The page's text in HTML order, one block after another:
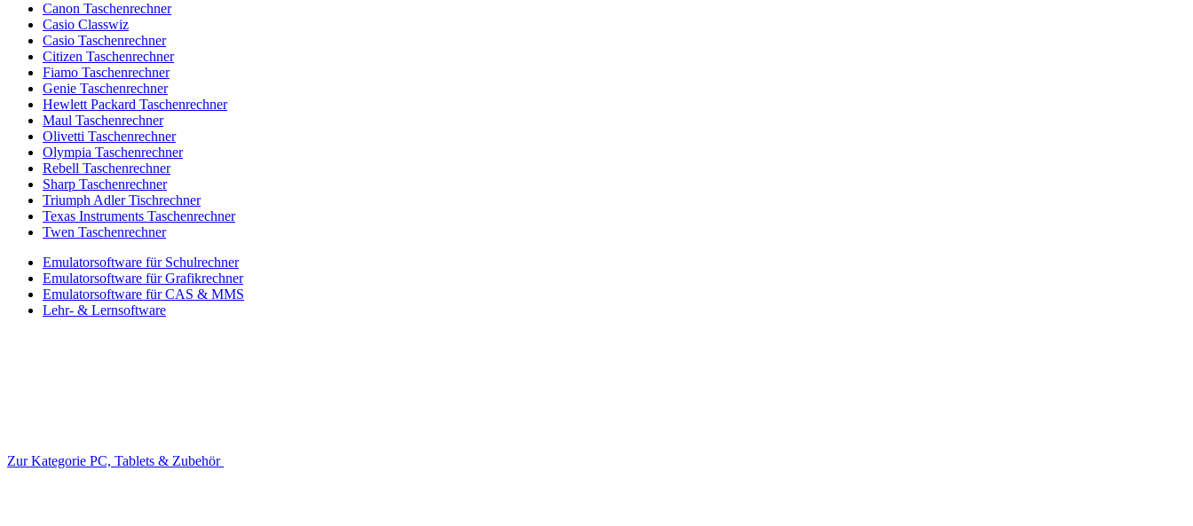
Canon Taschenrechner
Casio Classwiz
Casio Taschenrechner
Citizen Taschenrechner
Fiamo Taschenrechner
Genie Taschenrechner
Hewlett Packard Taschenrechner
Maul Taschenrechner
Olivetti Taschenrechner
Olympia Taschenrechner
Rebell Taschenrechner
Sharp Taschenrechner
Triumph Adler Tischrechner
Texas Instruments Taschenrechner
Twen Taschenrechner
Emulatorsoftware für Schulrechner
Emulatorsoftware für Grafikrechner
Emulatorsoftware für CAS & MMS
Lehr- & Lernsoftware
Zur Kategorie PC, Tablets & Zubehör